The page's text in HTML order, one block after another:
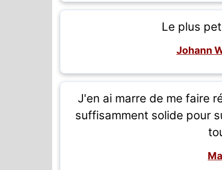
Le plus
Johann
J'en ai marre de me faire
suffisamment solide pour